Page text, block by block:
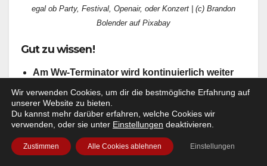
egal ob Party, Festival, Openair, oder Konzert | (c) Brandon
Bolender auf Pixabay
Gut zu wissen!
Am Ww-Terminator wird kontinuierlich weiter
werden stetig weiter entwickelt. Dabei freuen wir
uns auch über Eure Ratschläge, bzw Kritik!
Wenn Dir unser kostenloser Service gefällt und Du
uns unterstützen willst, damit es Wildwechsel.de
auch in der Zukunft noch gibt – und sei es nur mit
Wir verwenden Cookies, um dir die bestmögliche Erfahrung auf
unserer Website zu bieten.
Du kannst mehr darüber erfahren, welche Cookies wir
verwenden, oder sie unter Einstellungen deaktivieren.
Zustimmen Alle Cookies ablehnen Einstellungen